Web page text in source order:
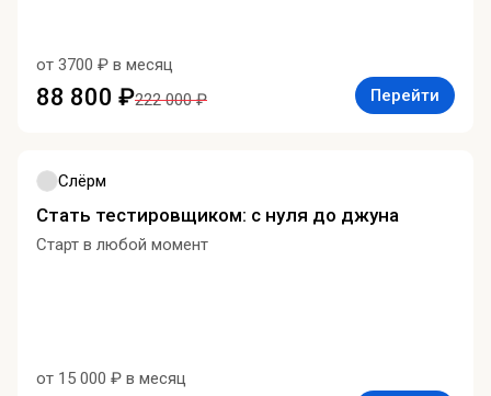
от 3700 ₽ в месяц
88 800 ₽222 000 ₽ Перейти
Слёрм
Стать тестировщиком: с нуля до джуна
Старт в любой момент
от 15 000 ₽ в месяц